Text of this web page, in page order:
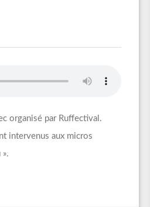
organisé par Ruffectival.
intervenus aux micros